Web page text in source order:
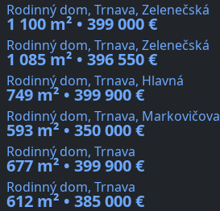
Rodinný dom, Trnava, Zelenečská
1 100 m² • 399 000 €
Rodinný dom, Trnava, Zelenečská
1 085 m² • 396 550 €
Rodinný dom, Trnava, Hlavná
749 m² • 399 900 €
Rodinný dom, Trnava, Markovičova
593 m² • 350 000 €
Rodinný dom, Trnava
677 m² • 399 900 €
Rodinný dom, Trnava
612 m² • 385 000 €